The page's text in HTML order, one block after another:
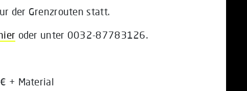
der Grenzrouten statt.
oder unter 0032-87783126.
+ Material